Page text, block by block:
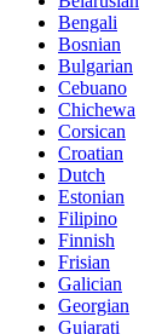
Bengali
Bosnian
Bulgarian
Cebuano
Chichewa
Corsican
Croatian
Dutch
Estonian
Filipino
Finnish
Frisian
Galician
Georgian
Gujarati